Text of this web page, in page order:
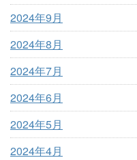
2024年9月
2024年8月
2024年7月
2024年6月
2024年5月
2024年4月